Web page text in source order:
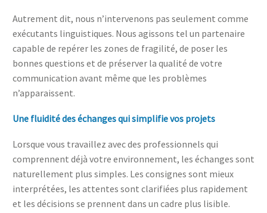
Autrement dit, nous n’intervenons pas seulement comme
exécutants linguistiques. Nous agissons tel un partenaire
capable de repérer les zones de fragilité, de poser les
bonnes questions et de préserver la qualité de votre
communication avant même que les problèmes
n’apparaissent.
Une fluidité des échanges qui simplifie vos projets
Lorsque vous travaillez avec des professionnels qui
comprennent déjà votre environnement, les échanges sont
naturellement plus simples. Les consignes sont mieux
interprétées, les attentes sont clarifiées plus rapidement
et les décisions se prennent dans un cadre plus lisible.